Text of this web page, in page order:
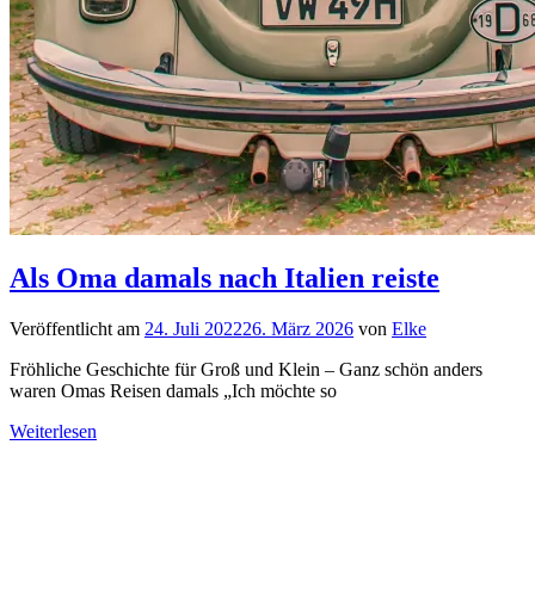
Als Oma damals nach Italien reiste
Veröffentlicht am 24. Juli 202226. März 2026 von Elke
Fröhliche Geschichte für Groß und Klein – Ganz schön anders
waren Omas Reisen damals „Ich möchte so
Weiterlesen